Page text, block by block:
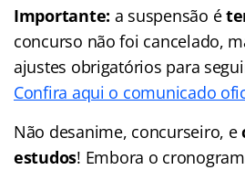
Importante: a suspensão é
concurso não foi cancelado,
ajustes obrigatórios para
Confira aqui o comunicado
Não desanime, concurseiro, e
estudos! Embora o